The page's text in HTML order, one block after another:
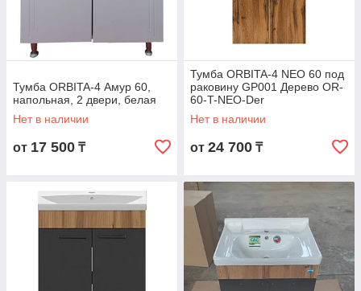
Тумба ORBITA-4 Амур 60,
напольная, 2 двери, белая
Нет в наличии
от 17 500 ₸
Тумба ORBITA-4 NEO 60 под
раковину GP001 Дерево OR-
60-T-NEO-Der
Нет в наличии
от 24 700 ₸